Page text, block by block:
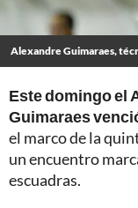
Alexandre Guimaraes,
Este domingo el
Guimaraes
el marco de la
un encuentro
escuadras.